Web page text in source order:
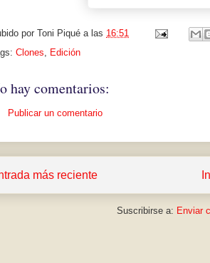
por Toni Piqué a las 16:51
Clones, Edición
hay comentarios:
Publicar un comentario
más reciente
Suscribirse a: Enviar